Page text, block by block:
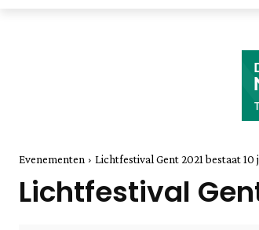
Evenementen Lichtfestival Gent 2021 bestaat 10
Lichtfestival